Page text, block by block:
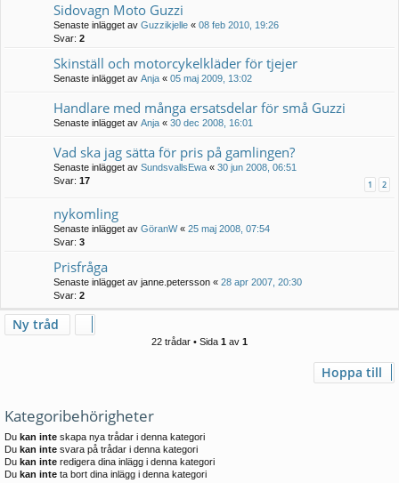
Sidovagn Moto Guzzi
Senaste inlägget av Guzzikjelle « 08 feb 2010, 19:26
Svar: 2
Skinställ och motorcykelkläder för tjejer
Senaste inlägget av Anja « 05 maj 2009, 13:02
Handlare med många ersatsdelar för små Guzzi
Senaste inlägget av Anja « 30 dec 2008, 16:01
Vad ska jag sätta för pris på gamlingen?
Senaste inlägget av SundsvallsEwa « 30 jun 2008, 06:51
Svar: 17 1 2
nykomling
Senaste inlägget av GöranW« 25 maj 2008, 07:54
Svar: 3
Prisfråga
Senaste inlägget av janne.petersson « 28 apr 2007, 20:30
Svar: 2
Ny tråd
22 trådar • Sida 1 av 1
Hoppa till
Kategoribehörigheter
Du kan inte skapa nya trådar i denna kategori
Du kan inte svara på trådar i denna kategori
Du kan inte redigera dina inlägg i denna kategori
Du kan inte ta bort dina inlägg i denna kategori